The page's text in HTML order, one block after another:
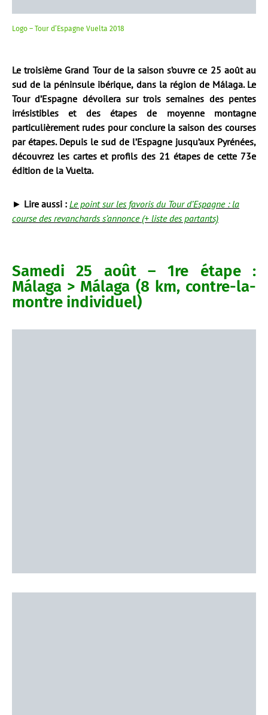
Logo – Tour d’Espagne Vuelta 2018
Le troisième Grand Tour de la saison s’ouvre ce 25 août au
sud de la péninsule ibérique, dans la région de Málaga. Le
Tour d’Espagne dévoilera sur trois semaines des pentes
irrésistibles et des étapes de moyenne montagne
particulièrement rudes pour conclure la saison des courses
par étapes. Depuis le sud de l’Espagne jusqu’aux Pyrénées,
découvrez les cartes et profils des 21 étapes de cette 73e
édition de la Vuelta.
► Lire aussi : Le point sur les favoris du Tour d’Espagne : la
course des revanchards s’annonce (+ liste des partants)
Samedi 25 août – 1re étape :
Málaga > Málaga (8 km, contre-la-
montre individuel)